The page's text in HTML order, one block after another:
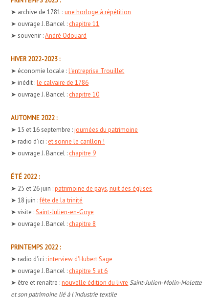
➤ archive de 1781 :une horloge à répétition
➤ ouvrage J. Bancel : chapitre 11
➤ souvenir :André Odouard
HIVER 2022-2023 :
➤ économie locale :l'entreprise Trouillet
➤ inédit :le calvaire de 1786
➤ ouvrage J. Bancel : chapitre 10
AUTOMNE 2022 :
➤ 15 et 16 septembre :journées du patrimoine
➤ radio d'ici : et sonne le carillon !
➤ ouvrage J. Bancel : chapitre 9
ÉTÉ 2022 :
➤ 25 et 26 juin :patrimoine de pays, nuit des églises
➤ 18 juin :fête de la trinité
➤ visite :Saint-Julien-en-Goye
➤ ouvrage J. Bancel : chapitre 8
PRINTEMPS 2022 :
➤ radio d'ici :interview d'Hubert Sage
➤ ouvrage J. Bancel : chapitre 5 et 6
➤ être et renaître :nouvelle édition du livre Saint-Julien-Molin-Molette
et son patrimoine lié à l'industrie textile